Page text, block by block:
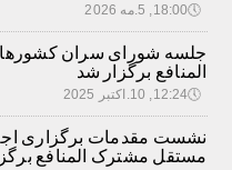
🕔18:00, 5.مه 2026
جلسه شورای سران
المنافع برگزار شد
🕔12:24, 10.اکتبر 2025
نشست مقدمات برگزاری
مستقل مشترک المنافع